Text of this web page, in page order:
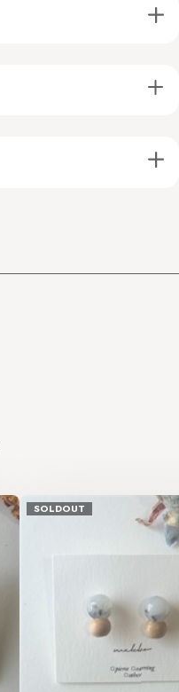
SOLDOUT